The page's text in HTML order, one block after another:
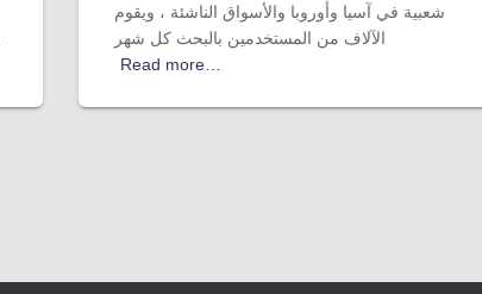
شعبية في آسيا وأوروبا والأسواق الناشئة ، ويقوم
الآلاف من المستخدمين بالبحث كل شهر
Read more…